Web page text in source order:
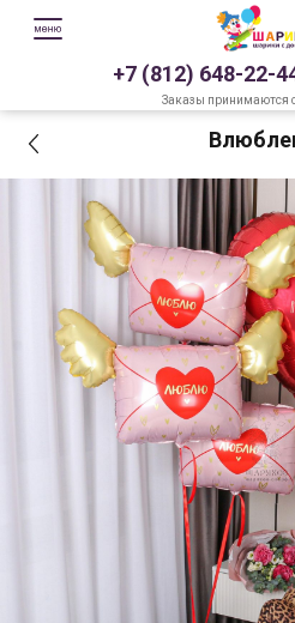
+7 (812) 648-22-
Заказы принимаются